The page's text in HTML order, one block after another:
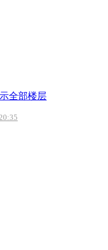
全部楼层